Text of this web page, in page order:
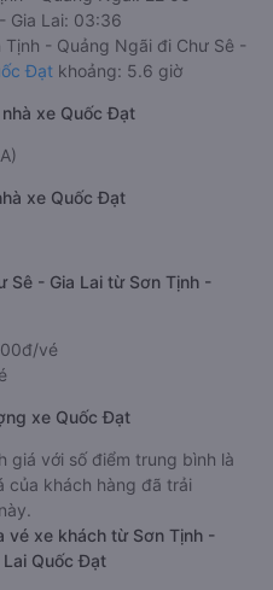
Gia Lai: 03:36
- Quảng Ngãi đi Chư Sê -
Đạt khoảng: 5.6 giờ
xe Quốc Đạt
xe Quốc Đạt
Sê - Gia Lai từ Sơn Tịnh -
vé
xe Quốc Đạt
giá với số điểm trung bình là
của khách hàng đã trải
vé xe khách từ Sơn Tịnh -
Lai Quốc Đạt